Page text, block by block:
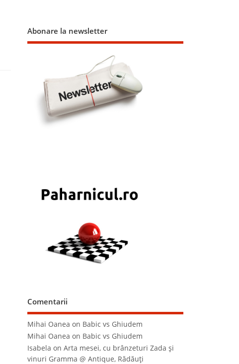
Abonare la newsletter
Comentarii
Mihai Oanea on Babic vs Ghiudem
Mihai Oanea on Babic vs Ghiudem
Isabela onArta mesei, cu brânzeturi Zada şi
vinuri Gramma @ Antique, Rădăuţi